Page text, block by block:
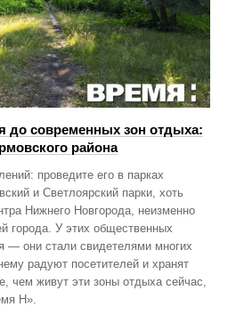
до современных зон отдыха:
района
проведите его в парках
и Светлоярский парки, хоть
Нижнего Новгорода, неизменно
города. У этих общественных
— они стали свидетелями многих
радуют посетителей и хранят
чем живут эти зоны отдыха сейчас,
Н».